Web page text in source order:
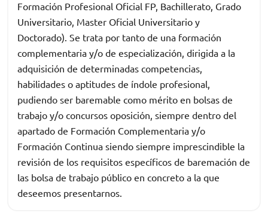
Formación Profesional Oficial FP, Bachillerato, Grado
Universitario, Master Oficial Universitario y
Doctorado). Se trata por tanto de una formación
complementaria y/o de especialización, dirigida a la
adquisición de determinadas competencias,
habilidades o aptitudes de índole profesional,
pudiendo ser baremable como mérito en bolsas de
trabajo y/o concursos oposición, siempre dentro del
apartado de Formación Complementaria y/o
Formación Continua siendo siempre imprescindible la
revisión de los requisitos específicos de baremación de
las bolsa de trabajo público en concreto a la que
deseemos presentarnos.